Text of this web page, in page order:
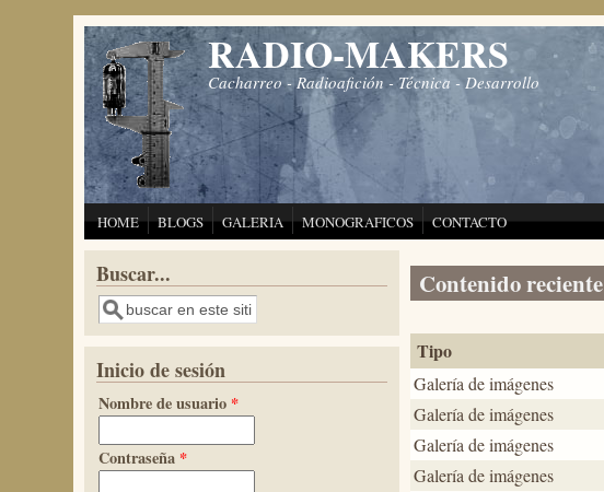
Pasar al contenido principal RADIO-MAKERS
Cacharreo - Radioafición - Técnica - Desarrollo
HOME BLOGS GALERIA MONOGRAFICOS CONTACTO
Contenido reciente
Tipo
Galería de imágenes
Galería de imágenes
Galería de imágenes
Galería de imágenes
Buscar...
Buscar
Inicio de sesión
Nombre de usuario *
Contraseña *